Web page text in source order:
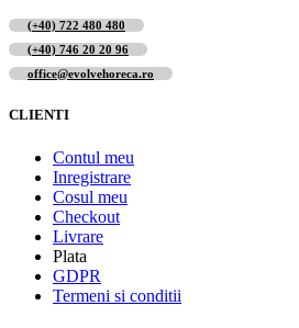
(+40) 722 480 480
(+40) 746 20 20 96
office@evolvehoreca.ro
CLIENTI
Contul meu
Inregistrare
Cosul meu
Checkout
Livrare
Plata
GDPR
Termeni si conditii